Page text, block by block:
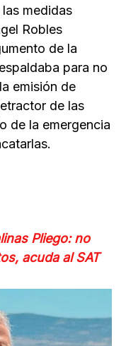
medidas
Robles
de la
para no
emisión de
de las
de la emergencia
Pliego: no
acuda al SAT